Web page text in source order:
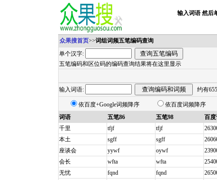
输入词语 然后
众果搜首页>>词组词频五笔编码查询
单个汉字:
五笔编码和区位码的编码查询结果将在这里显示
输入词语: 约有
依百度+Google词频降序
依百度词频降序
词语
五笔86 五笔98
百
千里
tfjf tfjf
本土
sgff sgff
座谈会
yywf oywf
会长
wfta wfta
无忧
fqnd fqnd